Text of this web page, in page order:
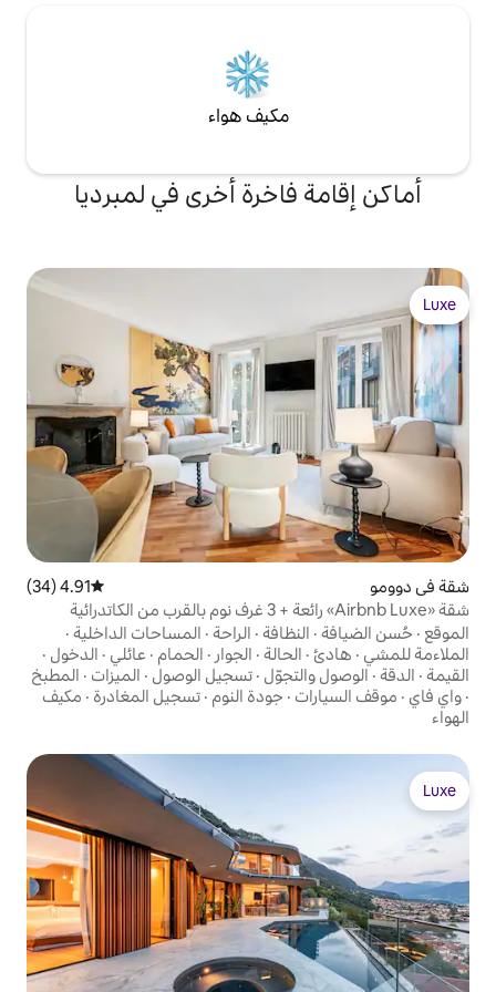
أخرى في لمبرديا
·الراحة·المساحات الداخلية·
الحالة·الجوار·الحمام ·عائلي ·الدخول·
·تسجيل الوصول·الميزات·المطبخ
جودة النوم ·تسجيل المغادرة ·مكيف